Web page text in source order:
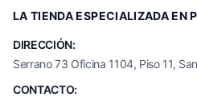
LA TIENDA ESPECIALIZADA EN
DIRECCIÓN:
Serrano 73 Oficina 1104, Piso 11,
CONTACTO: